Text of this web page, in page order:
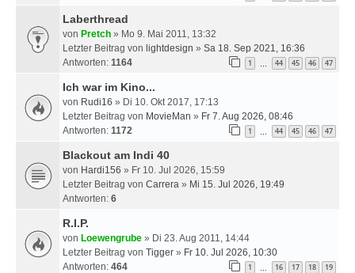
Laberthread
von Pretch » Mo 9. Mai 2011, 13:32
Letzter Beitrag von lightdesign » Sa 18. Sep 2021, 16:36
Antworten: 1164 1 44 45 46 47
Ich war im Kino...
von Rudi16 » Di 10. Okt 2017, 17:13
Letzter Beitrag von MovieMan » Fr 7. Aug 2026, 08:46
Antworten: 1172 1 44 45 46 47
Blackout am Indi 40
von Hardi156 » Fr 10. Jul 2026, 15:59
Letzter Beitrag von Carrera » Mi 15. Jul 2026, 19:49
Antworten: 6
R.I.P.
von Loewengrube » Di 23. Aug 2011, 14:44
Letzter Beitrag von Tigger » Fr 10. Jul 2026, 10:30
Antworten: 464 1 16 17 18 19